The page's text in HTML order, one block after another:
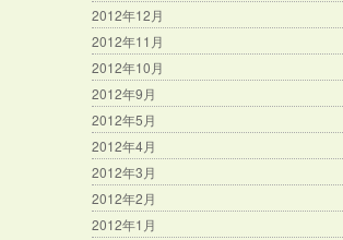
2012年12月
2012年11月
2012年10月
2012年9月
2012年5月
2012年4月
2012年3月
2012年2月
2012年1月